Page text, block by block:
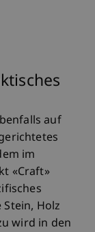
auf
im
«Craft»
Holz
wird in den